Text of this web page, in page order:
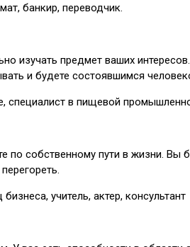
банкир, переводчик.
изучать предмет ваших
и будете состоявшимся
в пищевой
собственному пути в жизни.
учитель, актер, консультант